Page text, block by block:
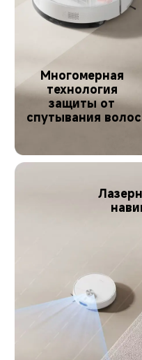
Многомерная
технология
защиты от
спутывания волос